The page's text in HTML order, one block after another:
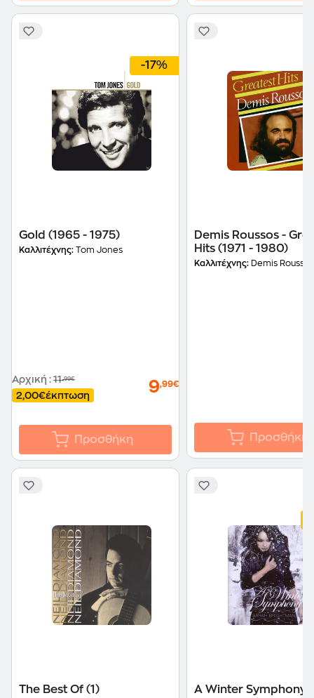
-17%
Gold (1965 - 1975)
Καλλιτέχνης: Tom Jones
Αρχική : 11,99€
2,00€έκπτωση 9,99€
Προσθήκη
Demis Roussos -
Hits (1971 - 1980)
Καλλιτέχνης: Demis Roussos
Προσθήκη
The Best Of (1) A Winter Symphony